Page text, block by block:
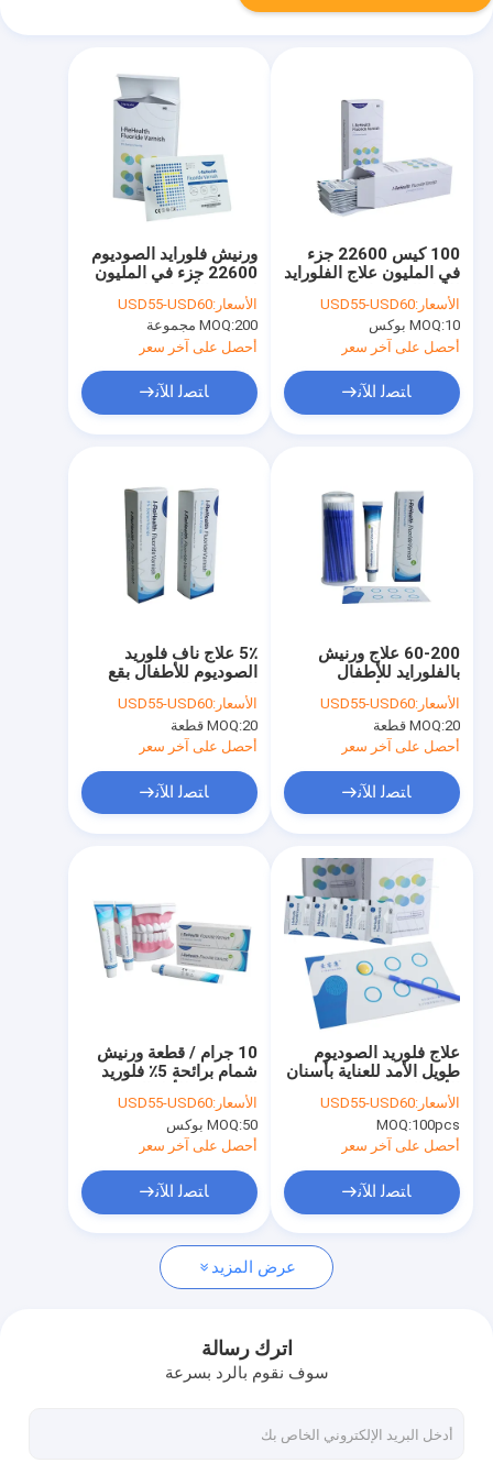
المنتجات
حولنا
جولة في المصنع
أخبار
ورنيش الفلورايد للأسنان
ورنيش فلوريد الصوديوم
الأطفال الفلوريد ورنيش
طلاء الأسنان للأسنان الحساسة
ورنيش فلورايد الصوديوم
22600 جزء في المليون
لتقويم الأسنان الحساسة
الأسعار:USD55-USD60
MOQ:200 مجموعة
أحصل على آخر سعر
ﺎﺘﺼﻟ ﺍﻶﻧ
100 كيس 22600 جزء
في المليون علاج الفلورايد
للأطفال الوقاية من
تسوس الأسنان
الأسعار:USD55-USD60
MOQ:10 بوكس
أحصل على آخر سعر
ﺎﺘﺼﻟ ﺍﻶﻧ
5٪ علاج ناف فلوريد
الصوديوم للأطفال بقع
الطباشير التجفيف السريع
الأسعار:USD55-USD60
MOQ:20 قطعة
أحصل على آخر سعر
ﺎﺘﺼﻟ ﺍﻶﻧ
60-200 علاج ورنيش
بالفلورايد للأطفال
لحساسية الأسنان
الأسعار:USD55-USD60
MOQ:20 قطعة
أحصل على آخر سعر
ﺎﺘﺼﻟ ﺍﻶﻧ
10 جرام / قطعة ورنيش
شمام برائحة 5٪ فلوريد
الصوديوم للأطفال
الأسعار:USD55-USD60
MOQ:50 بوكس
أحصل على آخر سعر
ﺎﺘﺼﻟ ﺍﻶﻧ
علاج فلوريد الصوديوم
طويل الأمد للعناية بأسنان
الأطفال
الأسعار:USD55-USD60
MOQ:100pcs
أحصل على آخر سعر
ﺎﺘﺼﻟ ﺍﻶﻧ
عرض المزيد
اترك رسالة
سوف نقوم بالرد بسرعة